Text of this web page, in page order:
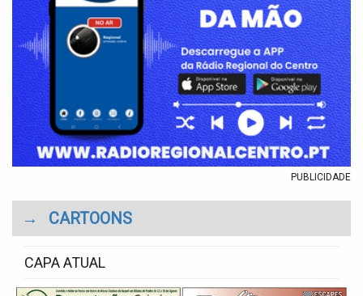
PUBLICIDADE
→ CARTOONS
CAPA ATUAL